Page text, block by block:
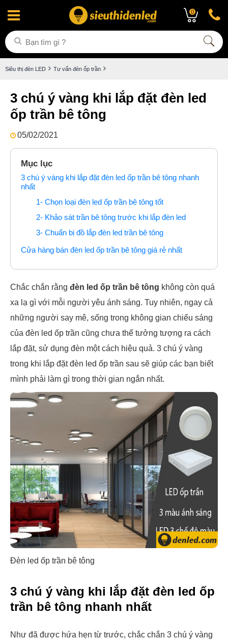
0
Siêu thị đèn LED Tư vấn đèn ốp trần
3 chú ý vàng khi lắp đặt đèn led
ốp trần bê tông
05/02/2021
Mục lục
3 chú ý vàng khi lắp đặt đèn led ốp trần bê tông nhanh
nhất
1- Chọn loại đèn led ốp trần bê tông tốt
2- Khảo sát trần bê tông trước khi lắp đèn led
3- Chuẩn bị đồ lắp đèn led trần bê tông
Cửa hàng bán đèn led ốp trần bê tông giá rẻ nhất
Chắc chắn rằng đèn led ốp trần bê tông không còn quá
xa lạ gì với mỗi người yêu ánh sáng. Tuy nhiên, ngay cả
những người say mê, sống trong không gian chiếu sáng
của đèn led ốp trần cũng chưa thể tưởng tượng ra cách
lắp đặt, sử dụng đèn một cách hiệu quả. 3 chú ý vàng
trong khi lắp đặt đèn led ốp trần sau sẽ giúp các bạn biết
mình phải làm gì trong thời gian ngắn nhất.
Đèn led ốp trần bê tông
3 chú ý vàng khi lắp đặt đèn led ốp
trần bê tông nhanh nhất
Như đã được hứa hẹn từ trước, chắc chắn 3 chú ý vàng